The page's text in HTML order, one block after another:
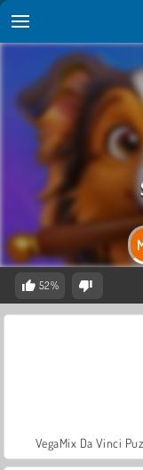
52%
VegaMix Da Vinci